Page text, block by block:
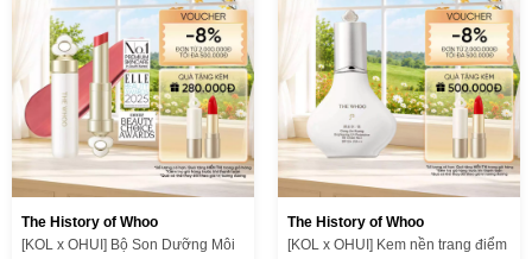
The History of Whoo
[KOL x OHUI] Bộ Son Dưỡng Môi
The History of Whoo
[KOL x OHUI] Kem nền trang điểm